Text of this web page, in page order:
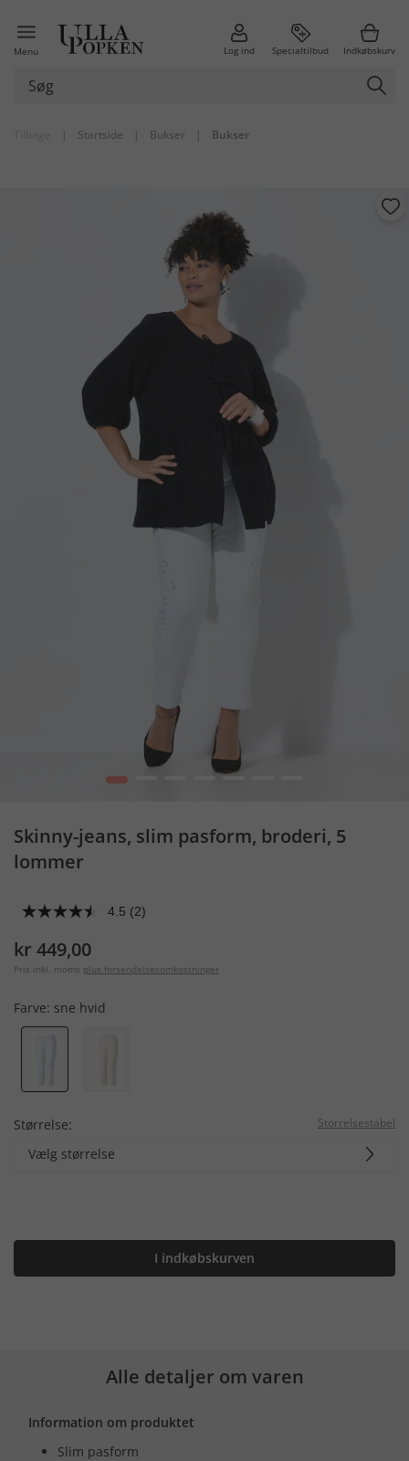
Menu Log ind Specialtilbud Indkøbskurv
| Startside | Bukser | Bukser
1
Skinny-jeans, slim pasform, broderi, 5
lommer
4.5 (2)
kr 449,00
Pris inkl. moms plus forsendelsesomkostninger
Farve: sne hvid
Størrelse: Storrelsestabel
Vælg størrelse
I indkøbskurven
Alle detaljer om varen
Information om produktet
Slim pasform